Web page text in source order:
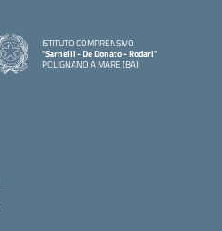
ISTITUTO COMPRENSIVO
"Sarnelli - De Donato - Rodari"
POLIGNANO A MARE (BA)